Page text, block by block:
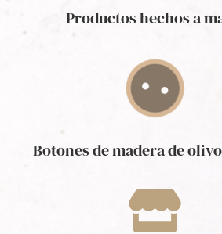
Productos hechos a
Botones de madera de
